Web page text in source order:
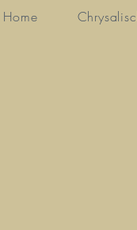
Home